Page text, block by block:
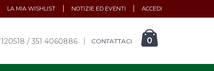
LA MIA WISHLIST NOTIZIE ED EVENTI ACCEDI
/ 351 4060886 CONTATTACI 0